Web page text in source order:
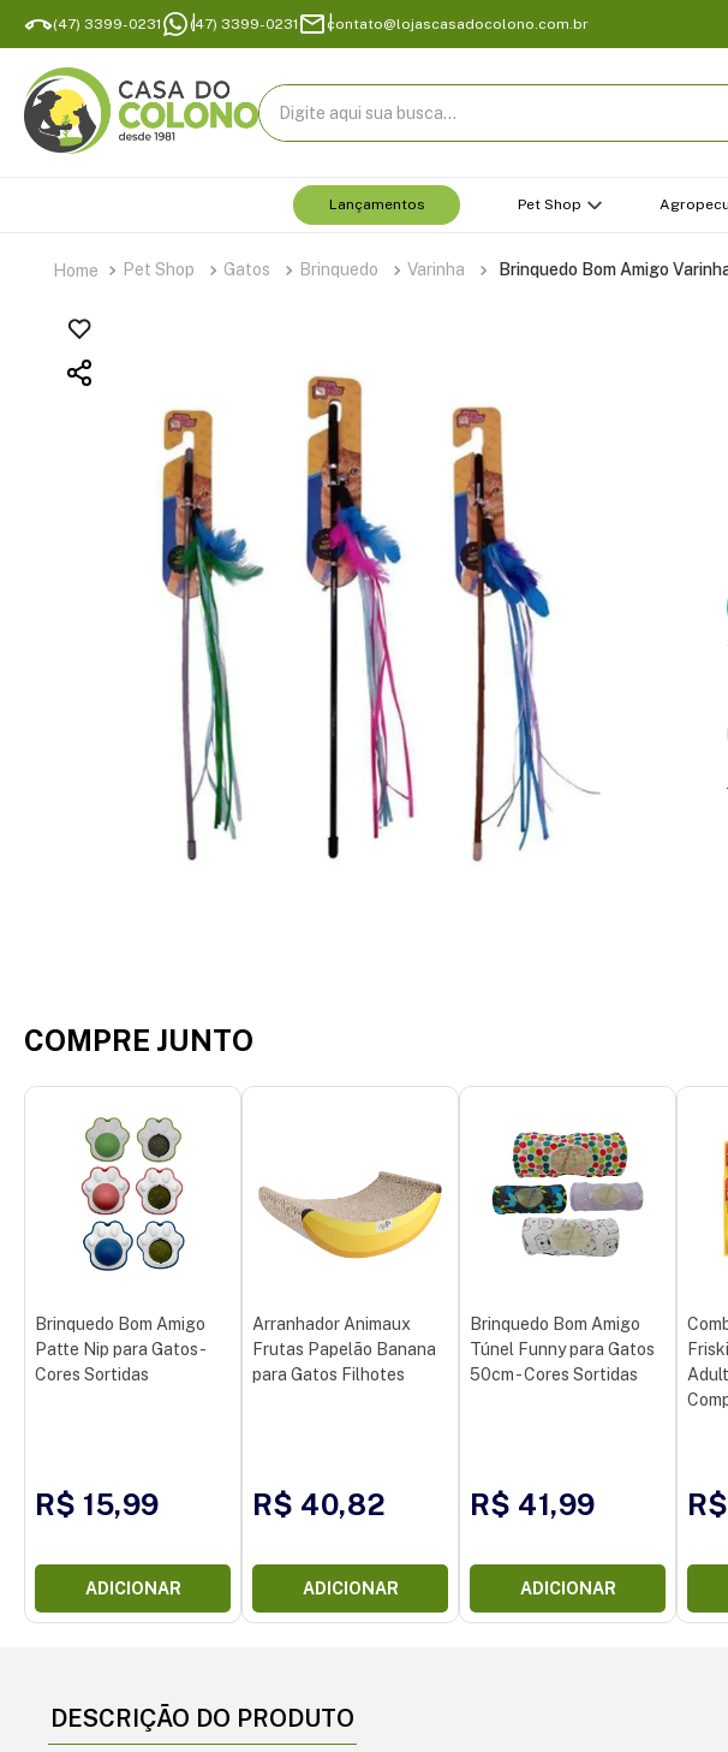
(47) 3399-0231 (47) 3399-0231 contato@lojascasadocolono.com.br
Digite aqui sua busca...
Lançamentos Pet Shop
Pet Shop Gatos Brinquedo Varinha Brinquedo Bom Amigo
COMPRE JUNTO
Brinquedo Bom Amigo
Patte Nip para Gatos -
Cores Sortidas
R$ 15,99
ADICIONAR
Arranhador Animaux
Frutas Papelão Banana
para Gatos Filhotes
R$ 40,82
ADICIONAR
Brinquedo Bom Amigo
Túnel Funny para Gatos
50cm - Cores Sortidas
R$ 41,99
ADICIONAR
DESCRIÇÃO DO PRODUTO